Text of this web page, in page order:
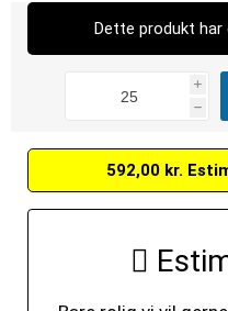
Dette produkt har
i
h
592,00 kr.